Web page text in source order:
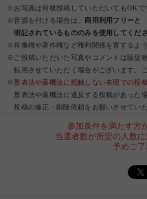
※お写真は何枚投稿していただいてもOKで
※音源を付ける場合は、商用利用フリーと
明記されているもののみを使用してくださ
※肖像権や著作権など権利関係を害するよ
※ご投稿いただいた写真やコメントは販促
転用させていただく場合がございます。
※景表法や薬機法に抵触しない表現での投
景表法や薬機法に違反する投稿があった場
投稿の修正・削除依頼をお願いさせてい
参加条件を満たす方
当選者数が所定の人数
予めご了